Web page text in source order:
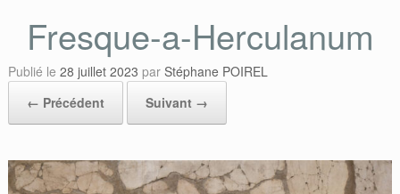
Fresque-a-Herculanum
Publié le 28 juillet 2023 par Stéphane POIREL
← Précédent
Suivant →